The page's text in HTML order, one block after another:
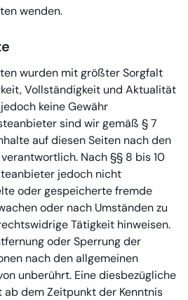
wenden.
wurden mit größter Sorgfalt
Vollständigkeit und Aktualität
keine Gewähr
sind wir gemäß § 7
auf diesen Seiten nach den
Nach §§ 8 bis 10
jedoch nicht
oder gespeicherte fremde
oder nach Umständen zu
Tätigkeit hinweisen.
oder Sperrung der
nach den allgemeinen
unberührt. Eine diesbezügliche
dem Zeitpunkt der Kenntnis